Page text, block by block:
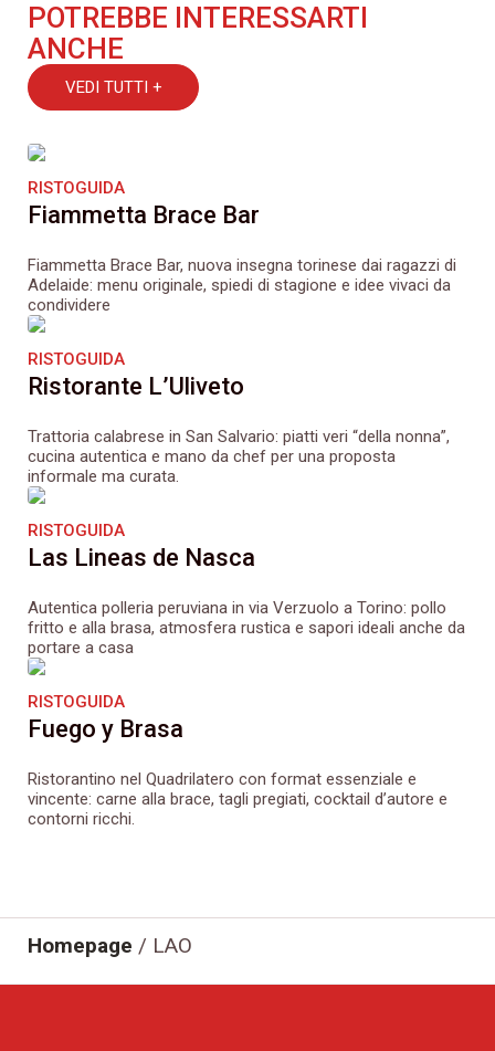
POTREBBE INTERESSARTI
ANCHE
VEDI TUTTI +
RISTOGUIDA
Fiammetta Brace Bar
Fiammetta Brace Bar, nuova insegna torinese dai ragazzi di
Adelaide: menu originale, spiedi di stagione e idee vivaci da
condividere
RISTOGUIDA
Ristorante L’Uliveto
Trattoria calabrese in San Salvario: piatti veri “della nonna”,
cucina autentica e mano da chef per una proposta
informale ma curata.
RISTOGUIDA
Las Lineas de Nasca
Autentica polleria peruviana in via Verzuolo a Torino: pollo
fritto e alla brasa, atmosfera rustica e sapori ideali anche da
portare a casa
RISTOGUIDA
Fuego y Brasa
Ristorantino nel Quadrilatero con format essenziale e
vincente: carne alla brace, tagli pregiati, cocktail d’autore e
contorni ricchi.
Homepage / LAO